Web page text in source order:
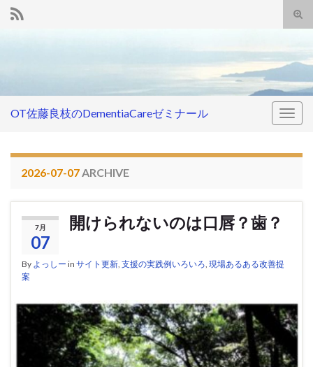
OT佐藤良枝のDementiaCareゼミナール
2026-07-07 ARCHIVE
7月
07
開けられないのは口唇？歯？
By よっしー in サイト更新 支援の実践例いろいろ 現場あるある改善提
案